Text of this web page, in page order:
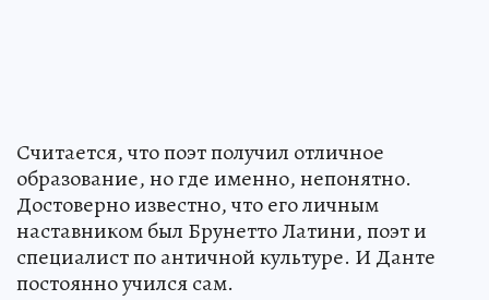
Считается, что поэт получил отличное
образование, но где именно, непонятно.
Достоверно известно, что его личным
наставником был Брунетто Латини, поэт и
специалист по античной культуре. И Данте
постоянно учился сам.